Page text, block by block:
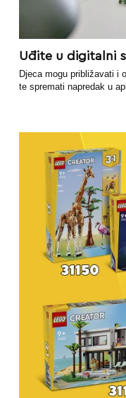
Uđite u digitalni
Djeca mogu približavati i
te spremati napredak u